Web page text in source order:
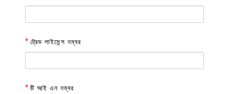
* ট্রেড লাইসেন্স নম্বর
* টি আই এন নম্বর